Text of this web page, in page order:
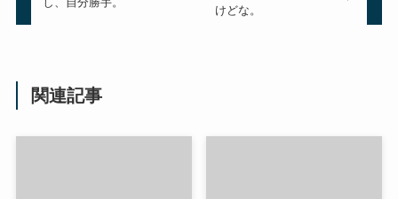
けどな。
関連記事